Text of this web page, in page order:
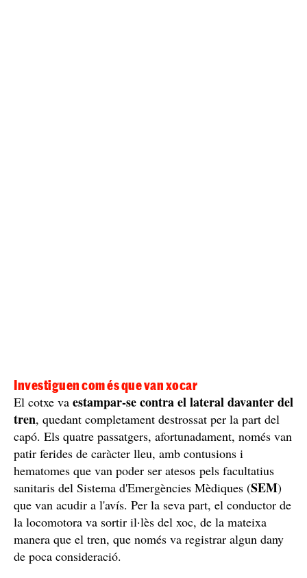
Investiguen com és que van xocar
El cotxe va estampar-se contra el lateral davanter del
tren, quedant completament destrossat per la part del
capó. Els quatre passatgers, afortunadament, només van
patir ferides de caràcter lleu, amb contusions i
hematomes que van poder ser atesos pels facultatius
sanitaris del Sistema d'Emergències Mèdiques (SEM)
que van acudir a l'avís. Per la seva part, el conductor de
la locomotora va sortir il·lès del xoc, de la mateixa
manera que el tren, que només va registrar algun dany
de poca consideració.